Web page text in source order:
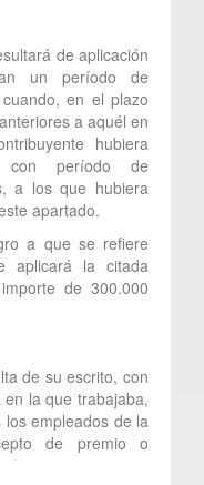
de aplicación
un período de
en el plazo
a aquél en
hubiera
con período de
a los que hubiera
apartado.
a que se refiere
aplicará la citada
de 300.000
de su escrito, con
la que trabajaba,
empleados de la
de premio o